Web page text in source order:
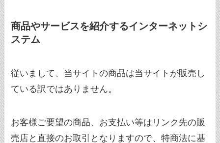
商品やサービスを紹介するインターネットシ
ステム
従いまして、当サイトの商品は当サイトが販売し
ている訳ではありません。
お客様ご要望の商品、お支払い等はリンク先の販
売店と直接のお取引となりますので、特商法に基